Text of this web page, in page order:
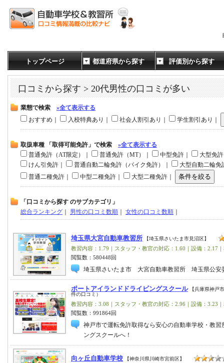
トップページ 都道府県から探す 評価別から探す
口コミから探す > 20代男性の口コミが多い
業態で検索 »全て表示する
おすすめ｜
入校特典あり｜ 社会人割引あり｜ 学生割引あり｜
取扱車種 「取得可能免許」で検索 »全て表示する
普通免許（AT限定）｜
普通免許（MT）｜ 中型免許｜
大型免
けん引免許｜
普通自動二輪免許（バイク免許）｜
大型自動二輪免
普通二種免許｜
中型二種免許｜ 大型二種免許｜
「口コミから探す のサブカテゴリ」
総合ランキング
男性の口コミ数順 女性の口コミ数順
埼玉県大宮自動車教習所 【埼玉県さいたま市見沼区】
教習内容：1.79｜スタッフ・教官の対応：1.60｜設備：2.17
閲覧数：580448回
埼玉県さいたま市 大宮自動車教習所 埼玉県公安
ポートアイランドドライビングスクール【兵庫県神戸
件の口コミ）
教習内容：3.08｜スタッフ・教官の対応：2.96｜設備：3.23
閲覧数：991864回
神戸市で運転免許取得なら安心の自動車学校・教
ングスクールへ！
向ヶ丘自動車学校 【神奈川県川崎市宮前区】